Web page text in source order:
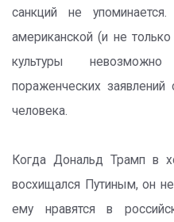
санкций не
американской (и не
культуры
пораженческих
человека.
Когда Дональд Трамп в
восхищался Путиным, он
ему нравятся в